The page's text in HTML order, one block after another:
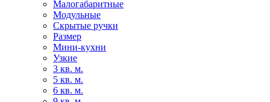
Малогабаритные
Модульные
Скрытые ручки
Размер
Мини-кухни
Узкие
3 кв. м.
5 кв. м.
6 кв. м.